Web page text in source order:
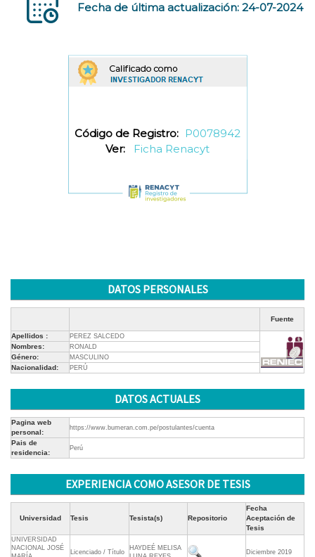
Fecha de última actualización: 24-07-2024
Código de Registro: P0078942
Ver:
Ficha Renacyt
DATOS PERSONALES
Fuente
Apellidos : PEREZ SALCEDO
Nombres: RONALD
Género: MASCULINO
Nacionalidad: PERÚ
DATOS ACTUALES
Pagina web
personal:
https://www.bumeran.com.pe/postulantes/cuenta
Pais de
residencia:
Perú
EXPERIENCIA COMO ASESOR DE TESIS
Universidad Tesis Tesista(s) Repositorio
Fecha
Aceptación de
Tesis
UNIVERSIDAD
NACIONAL JOSÉ
Licenciado / Título
HAYDEÉ MELISA
Diciembre 2019